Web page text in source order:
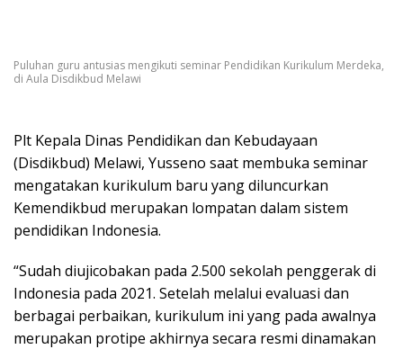
Puluhan guru antusias mengikuti seminar Pendidikan Kurikulum Merdeka,
di Aula Disdikbud Melawi
Plt Kepala Dinas Pendidikan dan Kebudayaan
(Disdikbud) Melawi, Yusseno saat membuka seminar
mengatakan kurikulum baru yang diluncurkan
Kemendikbud merupakan lompatan dalam sistem
pendidikan Indonesia.
“Sudah diujicobakan pada 2.500 sekolah penggerak di
Indonesia pada 2021. Setelah melalui evaluasi dan
berbagai perbaikan, kurikulum ini yang pada awalnya
merupakan protipe akhirnya secara resmi dinamakan